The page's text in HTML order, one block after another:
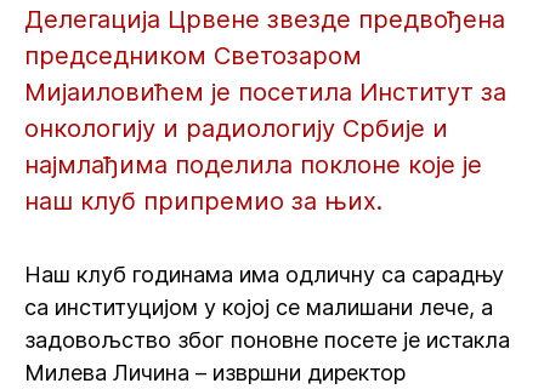
Делегација Црвене звезде предвођена
председником Светозаром
Мијаиловићем је посетила Институт за
онкологију и радиологију Србије и
најмлађима поделила поклоне које је
наш клуб припремио за њих.
Наш клуб годинама има одличну са сарадњу
са институцијом у којој се малишани лече, а
задовољство због поновне посете је истакла
Милева Личина – извршни директор